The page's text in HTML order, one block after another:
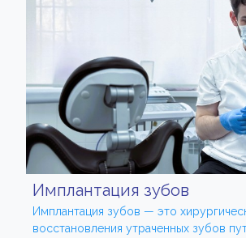
Имплантация зубов
Имплантация зубов — это
восстановления утраченных зубов